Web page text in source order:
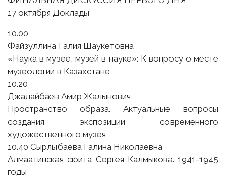
17 октября Доклады
10.00
Файзуллина Галия Шаукетовна
«Наука в музее, музей в науке»: К вопросу о месте
музеологии в Казахстане
10.20
Джадайбаев Амир Жалынович
Пространство образа. Актуальные вопросы
создания экспозиции современного
художественного музея
10.40 Сырлыбаева Галина Николаевна
Алмаатинская сюита Сергея Калмыкова. 1941-1945
годы